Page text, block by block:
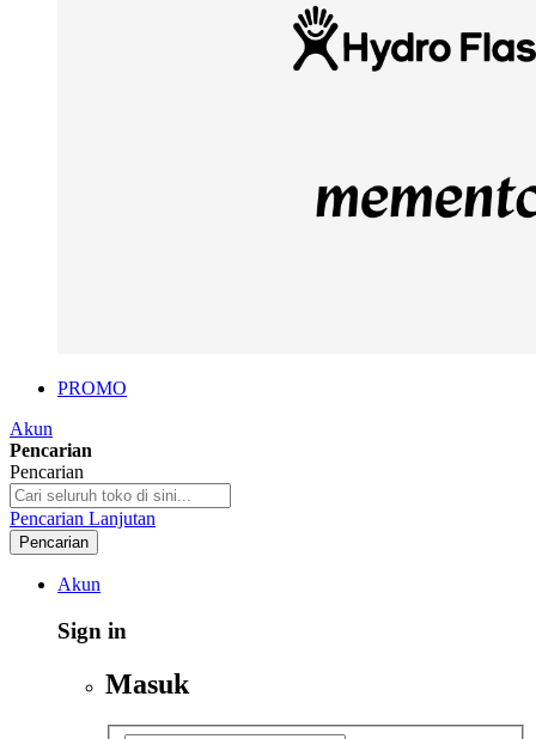
PROMO
Akun
Pencarian
Pencarian
Pencarian Lanjutan
Pencarian
Akun
Sign in
Masuk